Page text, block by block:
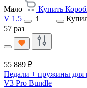
Мало
Купить
V 1.5
57 раз
55 889 ₽
Педали + пружины для
V3 Pro Bundle